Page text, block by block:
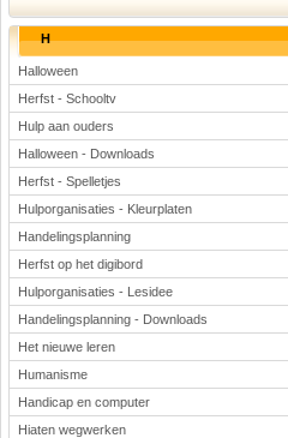
H
Halloween
Herfst - Schooltv
Hulp aan ouders
Halloween - Downloads
Herfst - Spelletjes
Hulporganisaties - Kleurplaten
Handelingsplanning
Herfst op het digibord
Hulporganisaties - Lesidee
Handelingsplanning - Downloads
Het nieuwe leren
Humanisme
Handicap en computer
Hiaten wegwerken